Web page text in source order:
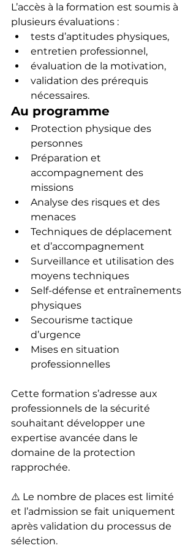
L’accès à la formation est soumis à
plusieurs évaluations :
tests d’aptitudes physiques,
entretien professionnel,
évaluation de la motivation,
validation des prérequis
nécessaires.
Au programme
Protection physique des
personnes
Préparation et
accompagnement des
missions
Analyse des risques et des
menaces
Techniques de déplacement
et d’accompagnement
Surveillance et utilisation des
moyens techniques
Self-défense et entraînements
physiques
Secourisme tactique
d’urgence
Mises en situation
professionnelles
Cette formation s’adresse aux
professionnels de la sécurité
souhaitant développer une
expertise avancée dans le
domaine de la protection
rapprochée.
⚠️ Le nombre de places est limité
et l’admission se fait uniquement
après validation du processus de
sélection.